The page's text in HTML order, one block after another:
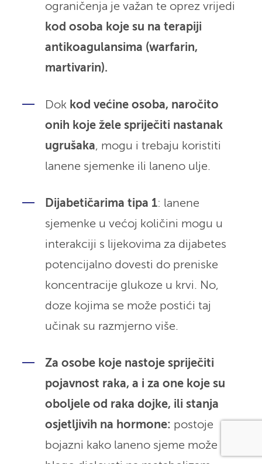
ograničenja je važan te oprez vrijedi
kod osoba koje su na terapiji
antikoagulansima (warfarin,
martivarin).
Dok kod većine osoba, naročito
onih koje žele spriječiti nastanak
ugrušaka, mogu i trebaju koristiti
lanene sjemenke ili laneno ulje.
Dijabetičarima tipa 1: lanene
sjemenke u većoj količini mogu u
interakciji s lijekovima za dijabetes
potencijalno dovesti do preniske
koncentracije glukoze u krvi. No,
doze kojima se može postići taj
učinak su razmjerno više.
Za osobe koje nastoje spriječiti
pojavnost raka, a i za one koje su
oboljele od raka dojke, ili stanja
osjetljivih na hormone: postoje
bojazni kako laneno sjeme može